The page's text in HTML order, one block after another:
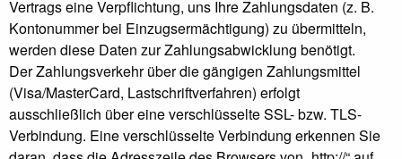
Vertrags eine Verpflichtung, uns Ihre Zahlungsdaten (z. B.
Kontonummer bei Einzugsermächtigung) zu übermitteln,
werden diese Daten zur Zahlungsabwicklung benötigt.
Der Zahlungsverkehr über die gängigen Zahlungsmittel
(Visa/MasterCard, Lastschriftverfahren) erfolgt
ausschließlich über eine verschlüsselte SSL- bzw. TLS-
Verbindung. Eine verschlüsselte Verbindung erkennen Sie